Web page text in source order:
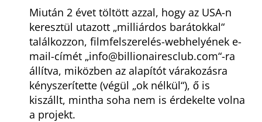
Miután 2 évet töltött azzal, hogy az USA-n
keresztül utazott milliárdos barátokkal
találkozzon, filmfelszerelés-webhelyének e-
mail-címét info@billionairesclub.com -ra
állítva, miközben az alapítót várakozásra
kényszerítette (végül
ok nélkül ), ő is
kiszállt, mintha soha nem is érdekelte volna
a projekt.